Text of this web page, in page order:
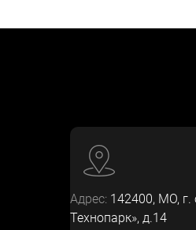
Адрес: 142400, МО, г.
Технопарк», д.14